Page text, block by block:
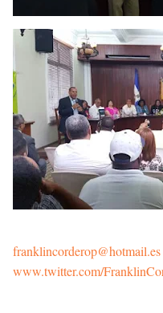
franklincorderop@hotmail.es
www.twitter.com/